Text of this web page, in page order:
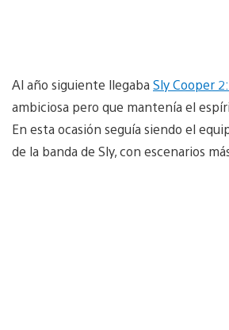
Al año siguiente llegaba Sly Cooper
ambiciosa pero que mantenía el
En esta ocasión seguía siendo el
de la banda de Sly, con escenarios